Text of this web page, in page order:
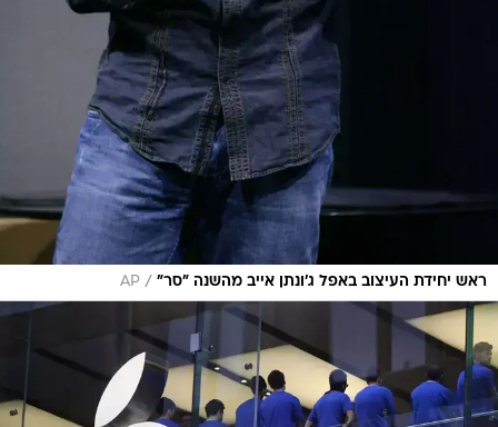
ראש יחידת העיצוב באפל ג'ונתן אייב מהשנה "סר" /
AP